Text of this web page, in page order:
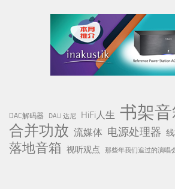
DAC解码器 DALI 达尼 HiFi人生 书架
合并功放 流媒体 电源处理器
落地音箱 视听观点 那些年我们追过的演唱